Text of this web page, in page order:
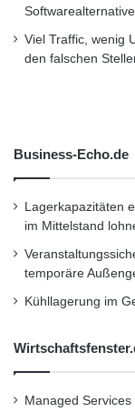
Viel Traffic, wenig
den falschen
Business-Echo.de
Lagerkapazitäten
im Mittelstand
temporäre
Kühllagerung im
Managed